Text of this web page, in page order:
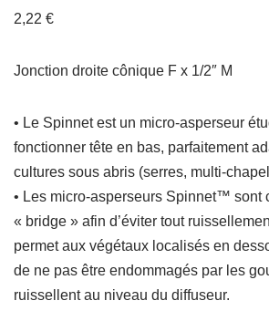
2,22 €
Jonction droite cônique F x 1/2″ M
• Le Spinnet est un micro-asperseur
fonctionner tête en bas, parfaitement
cultures sous abris (serres, multi-
• Les micro-asperseurs Spinnet™ sont
« bridge » afin d’éviter tout
permet aux végétaux localisés en
de ne pas être endommagés par les
ruissellent au niveau du diffuseur.